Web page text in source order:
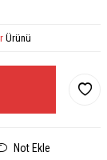
Ürünü
Not Ekle